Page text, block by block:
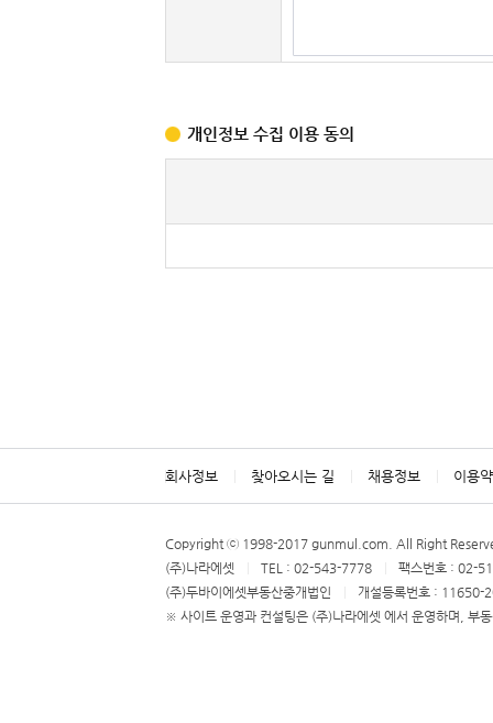
개인정보 수집 이용 동의
회사정보 찾아오시는 길 채용정보 이용
Copyright ⓒ 1998-2017 gunmul.com. All Right
(주)나라에셋
TEL : 02-543-7778
팩스번호 : 02-
(주)두바이에셋부동산중개법인
개설등록번호 :
※ 사이트 운영과 컨설팅은 (주)나라에셋 에서 운영하며, 부